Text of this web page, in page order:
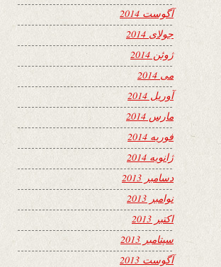
آگوست 2014
جولای 2014
ژوئن 2014
می 2014
آوریل 2014
مارس 2014
فوریه 2014
ژانویه 2014
دسامبر 2013
نوامبر 2013
اکتبر 2013
سپتامبر 2013
آگوست 2013